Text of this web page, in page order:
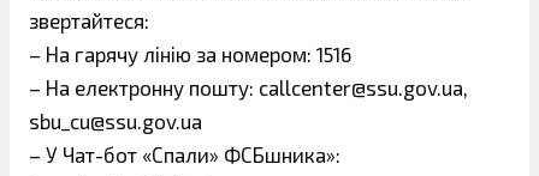
звертайтеся:
– ⁠На гарячу лінію за номером: 1516
– На електронну пошту: callcenter@ssu.gov.ua,
sbu_cu@ssu.gov.ua
– У Чат-бот «Спали» ФСБшника»: